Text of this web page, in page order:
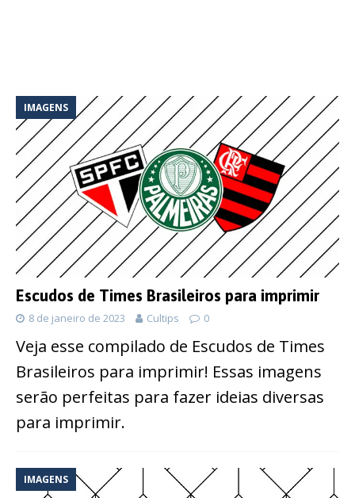
IMAGENS
Escudos de Times Brasileiros para imprimir
8 de janeiro de 2023 Cultips 0
Veja esse compilado de Escudos de Times
Brasileiros para imprimir! Essas imagens
serão perfeitas para fazer ideias diversas
para imprimir.
IMAGENS